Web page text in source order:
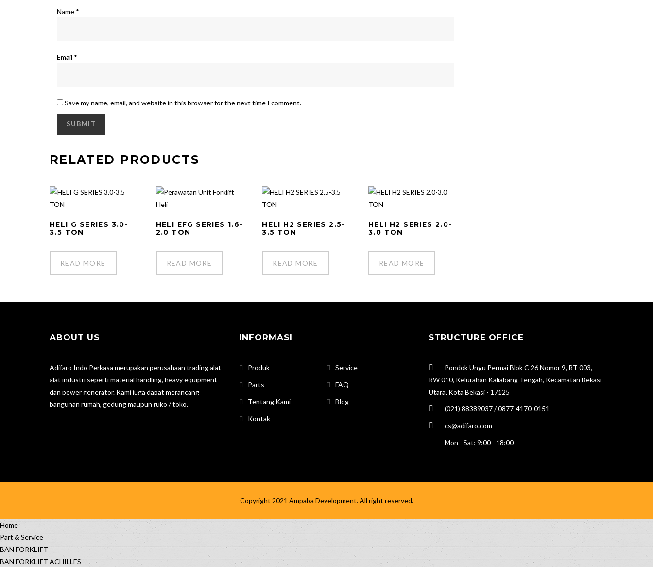
Name *
Email *
Save my name, email, and website in this browser for the next time I comment.
RELATED PRODUCTS
HELI G SERIES 3.0-
3.5 TON
READ MORE
HELI EFG SERIES 1.6-
2.0 TON
READ MORE
HELI H2 SERIES 2.5-
3.5 TON
READ MORE
HELI H2 SERIES 2.0-
3.0 TON
READ MORE
ABOUT US
Adifaro Indo Perkasa merupakan perusahaan trading alat-
alat industri seperti material handling, heavy equipment
dan power generator. Kami juga dapat merancang
bangunan rumah, gedung maupun ruko / toko.
INFORMASI
Produk Service
Parts FAQ
Tentang Kami Blog
Kontak
STRUCTURE OFFICE
Pondok Ungu Permai Blok C 26 Nomor 9, RT 003,
RW 010, Kelurahan Kaliabang Tengah, Kecamatan Bekasi
Utara, Kota Bekasi - 17125
(021) 88389037 / 0877-4170-0151
cs@adifaro.com
Mon - Sat: 9:00 - 18:00
Copyright 2021 Ampaba Development. All right reserved.
Home
Part & Service
BAN FORKLIFT
BAN FORKLIFT ACHILLES